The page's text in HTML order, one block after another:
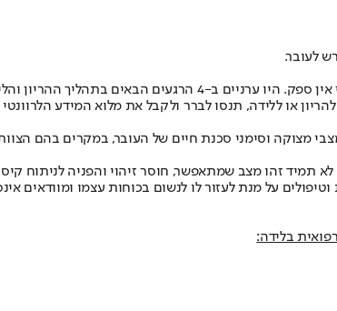
לעובר.
תוכלו להימנע מרשלנות רפואית בלידה:
או ללידה, תנסו לברר ולקבל את מלוא המידע
מצוקה וסימני סכנת חיים של העובר, במקרים בהם
זהו מצב שמתאפשר, חוסר זיהוי והפניה לניתוח
על מנת לעזור לו לנשום בכוחות עצמו ומוודאים